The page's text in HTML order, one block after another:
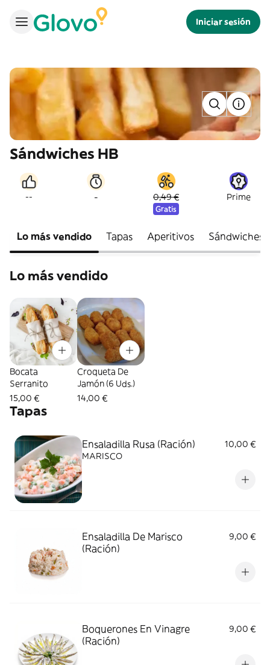
Iniciar sesión
Sándwiches HB
-- - 0,49 €
Gratis
Prime
Lo más vendido Tapas Aperitivos Sándwiches
Lo más vendido
Bocata
Serranito
15,00 €
Croqueta De
Jamón (6 Uds.)
14,00 €
Tapas
Ensaladilla Rusa (Ración)
10,00 €
MARISCO
Ensaladilla De Marisco
(Ración)
9,00 €
Boquerones En Vinagre
(Ración)
9,00 €